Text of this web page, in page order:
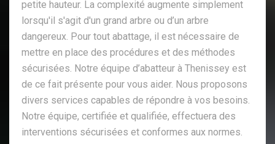
petite hauteur. La complexité augmente simplement
lorsqu'il s'agit d'un grand arbre ou d’un arbre
dangereux. Pour tout abattage, il est nécessaire de
mettre en place des procédures et des méthodes
sécurisées. Notre équipe d’abatteur à Thenissey est
de ce fait présente pour vous aider. Nous proposons
divers services capables de répondre à vos besoins.
Notre équipe, certifiée et qualifiée, effectuera des
interventions sécurisées et conformes aux normes.